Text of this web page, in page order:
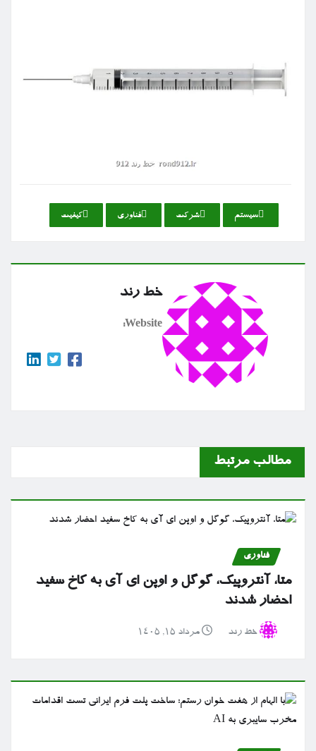
سیستم شركت فناوری كیفیت
خط رند
Website:
مطالب مرتبط
فناوری
متا، آنتروپیک، گوگل و اوپن ای آی به کاخ سفید
احضار شدند
خط رند مرداد ۱۵, ۱۴۰۵